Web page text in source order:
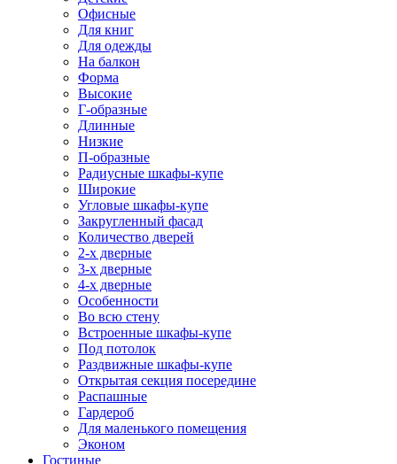
Офисные
Для книг
Для одежды
На балкон
Форма
Высокие
Г-образные
Длинные
Низкие
П-образные
Радиусные шкафы-купе
Широкие
Угловые шкафы-купе
Закругленный фасад
Количество дверей
2-х дверные
3-х дверные
4-х дверные
Особенности
Во всю стену
Встроенные шкафы-купе
Под потолок
Раздвижные шкафы-купе
Открытая секция посередине
Распашные
Гардероб
Для маленького помещения
Эконом
Гостиные